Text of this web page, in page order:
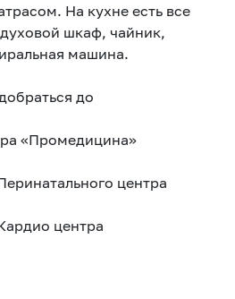
На кухне есть все
шкаф, чайник,
машина.
до
«Промедицина»
центра
центра